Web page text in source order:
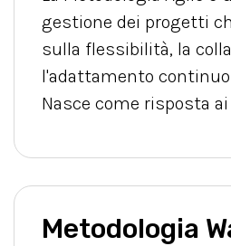
gestione dei progetti
sulla flessibilità, la
l'adattamento
Nasce come risposta ai
Metodologia